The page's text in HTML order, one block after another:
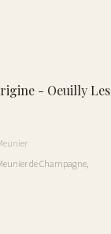
- Oeuilly Les
de Champagne,